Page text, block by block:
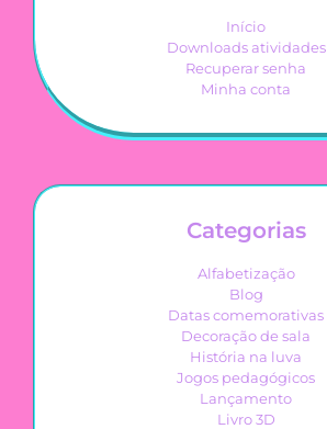
Início
Downloads atividades
Recuperar senha
Minha conta
Categorias
Alfabetização
Blog
Datas comemorativas
Decoração de sala
História na luva
Jogos pedagógicos
Lançamento
Livro 3D